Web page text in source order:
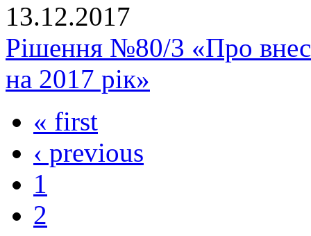
13.12.2017
Рішення №80/3 «Про
на 2017 рік»
« first
‹ previous
1
2